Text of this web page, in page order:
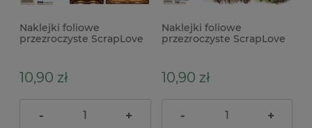
Naklejki foliowe
przezroczyste ScrapLove
10,90 zł
- +
Naklejki foliowe
przezroczyste ScrapLove
10,90 zł
- +